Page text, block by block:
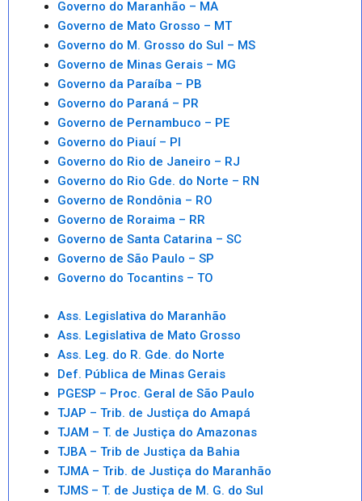
Governo do Maranhão – MA
Governo de Mato Grosso – MT
Governo do M. Grosso do Sul – MS
Governo de Minas Gerais – MG
Governo da Paraíba – PB
Governo do Paraná – PR
Governo de Pernambuco – PE
Governo do Piauí – PI
Governo do Rio de Janeiro – RJ
Governo do Rio Gde. do Norte – RN
Governo de Rondônia – RO
Governo de Roraima – RR
Governo de Santa Catarina – SC
Governo de São Paulo – SP
Governo do Tocantins – TO
Ass. Legislativa do Maranhão
Ass. Legislativa de Mato Grosso
Ass. Leg. do R. Gde. do Norte
Def. Pública de Minas Gerais
PGESP – Proc. Geral de São Paulo
TJAP – Trib. de Justiça do Amapá
TJAM – T. de Justiça do Amazonas
TJBA – Trib de Justiça da Bahia
TJMA – Trib. de Justiça do Maranhão
TJMS – T. de Justiça de M. G. do Sul